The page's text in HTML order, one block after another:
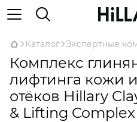
Каталог Экспертные
Комплекс
лифтинга кожи
отёков Hillary
& Lifting Complex